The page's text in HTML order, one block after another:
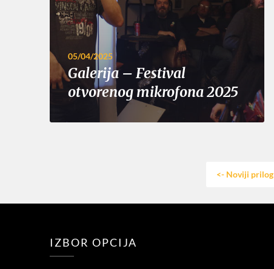
05/04/2025
Galerija – Festival
otvorenog mikrofona 2025
<- Noviji prilog
IZBOR OPCIJA